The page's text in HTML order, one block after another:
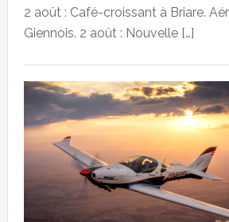
2 août : Café-croissant à Briare.
Giennois. 2 août : Nouvelle […]